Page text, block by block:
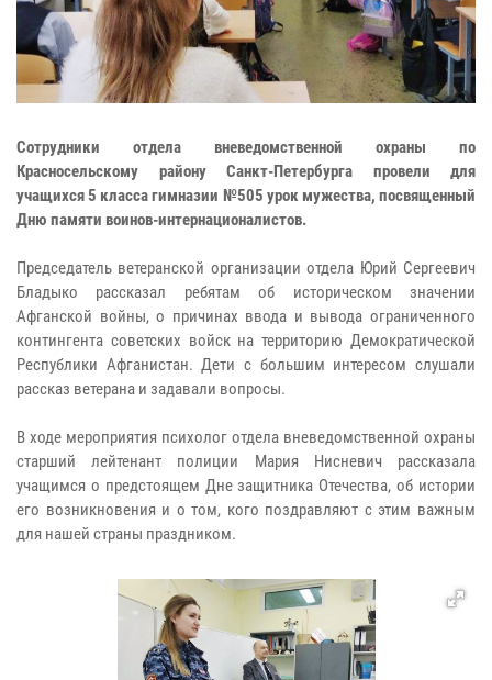
Сотрудники отдела вневедомственной охраны по
Красносельскому району Санкт-Петербурга провели для
учащихся 5 класса гимназии №505 урок мужества, посвященный
Дню памяти воинов-интернационалистов.
Председатель ветеранской организации отдела Юрий Сергеевич
Бладыко рассказал ребятам об историческом значении
Афганской войны, о причинах ввода и вывода ограниченного
контингента советских войск на территорию Демократической
Республики Афганистан. Дети с большим интересом слушали
рассказ ветерана и задавали вопросы.
В ходе мероприятия психолог отдела вневедомственной охраны
старший лейтенант полиции Мария Нисневич рассказала
учащимся о предстоящем Дне защитника Отечества, об истории
его возникновения и о том, кого поздравляют с этим важным
для нашей страны праздником.